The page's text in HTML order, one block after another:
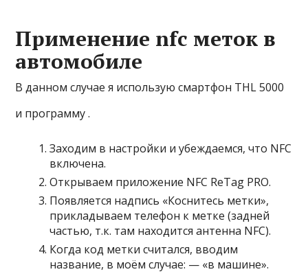
Применение nfc меток в
автомобиле
В данном случае я использую смартфон THL 5000
и программу .
Заходим в настройки и убеждаемся, что NFC
включена.
Открываем приложение NFC ReTag PRO.
Появляется надпись «Коснитесь метки»,
прикладываем телефон к метке (задней
частью, т.к. там находится антенна NFC).
Когда код метки считался, вводим
название, в моём случае: — «в машине».